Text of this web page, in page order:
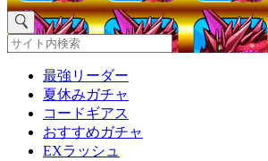
最強リーダー
夏休みガチャ
コードギアス
おすすめガチャ
EXラッシュ